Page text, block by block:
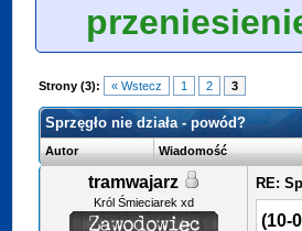
Strony (3): « Wstecz 1 2 3
Sprzęgło nie działa - powód?
Autor Wiadomość
tramwajarz
Król Śmieciarek xd
RE:
(10-